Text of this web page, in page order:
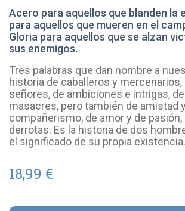
Acero para aquellos que blanden la
para aquellos que mueren en el
Gloria para aquellos que se alzan
sus enemigos.
Tres palabras que dan nombre a
historia de caballeros y mercenarios,
señores, de ambiciones e intrigas,
masacres, pero también de amistad y
compañerismo, de amor y de
derrotas. Es la historia de dos
el significado de su propia existencia.
18,99 €